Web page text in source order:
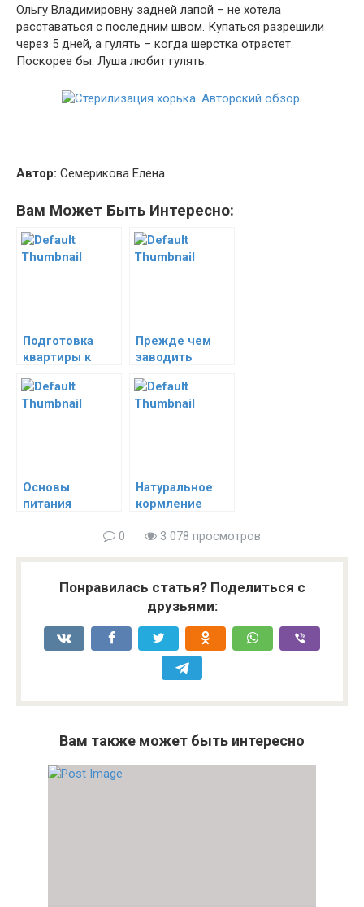
Ольгу Владимировну задней лапой – не хотела
расставаться с последним швом. Купаться разрешили
через 5 дней, а гулять – когда шерстка отрастет.
Поскорее бы. Луша любит гулять.
Автор: Семерикова Елена
Вам Может Быть Интересно:
Подготовка
квартиры к
Прежде чем
заводить
Основы
питания
Натуральное
кормление
0 3 078 просмотров
Понравилась статья? Поделиться с
друзьями:
Вам также может быть интересно